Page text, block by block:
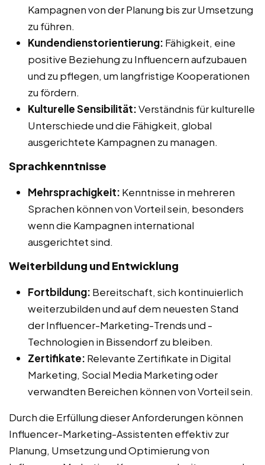
Kampagnen von der Planung bis zur Umsetzung
zu führen.
Kundendienstorientierung: Fähigkeit, eine
positive Beziehung zu Influencern aufzubauen
und zu pflegen, um langfristige Kooperationen
zu fördern.
Kulturelle Sensibilität:Verständnis für kulturelle
Unterschiede und die Fähigkeit, global
ausgerichtete Kampagnen zu managen.
Sprachkenntnisse
Mehrsprachigkeit: Kenntnisse in mehreren
Sprachen können von Vorteil sein, besonders
wenn die Kampagnen international
ausgerichtet sind.
Weiterbildung und Entwicklung
Fortbildung: Bereitschaft, sich kontinuierlich
weiterzubilden und auf dem neuesten Stand
der Influencer-Marketing-Trends und -
Technologien in Bissendorf zu bleiben.
Zertifikate: Relevante Zertifikate in Digital
Marketing, Social Media Marketing oder
verwandten Bereichen können von Vorteil sein.
Durch die Erfüllung dieser Anforderungen können
Influencer-Marketing-Assistenten effektiv zur
Planung, Umsetzung und Optimierung von